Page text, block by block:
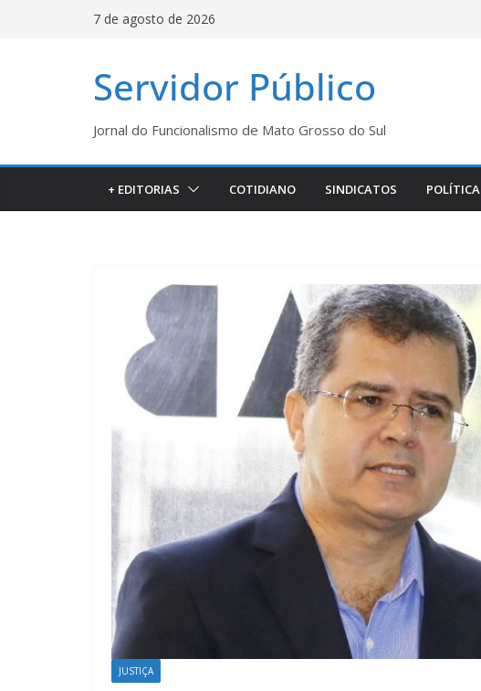
7 de agosto de 2026
Servidor Público
Jornal do Funcionalismo de Mato Grosso do Sul
+ EDITORIAS COTIDIANO SINDICATOS POLÍTICA
JUSTIÇA